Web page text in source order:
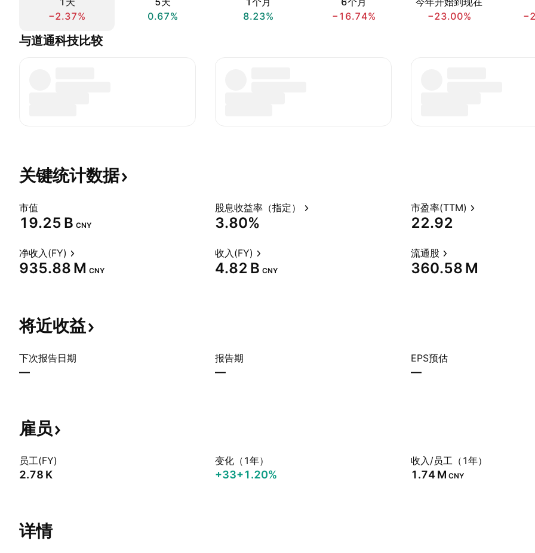
−2.37%
0.67%
8.23%
−16.74%
−23.00%
与道通科技比较
关键统计数据
市值
‪19.25 B‬ CNY
股息收益率（指定）
3.80%
市盈率(TTM)
22.92
净收入(FY)
‪935.88 M‬ CNY
收入(FY)
‪4.82 B‬ CNY
流通股
‪360.58 M‬
将近收益
下次报告日期
—
报告期
—
EPS预估
—
雇员
员工(FY)
‪2.78 K‬
变化（1年）
+33+1.20%
收入/员工（1年）
‪1.74 M‬ CNY
详情